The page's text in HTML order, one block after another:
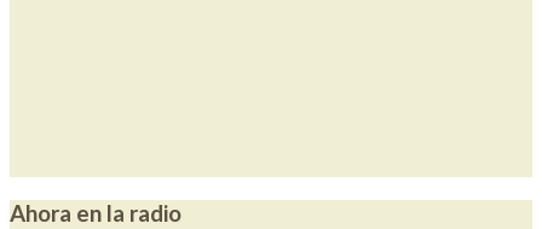
Ahora en la radio